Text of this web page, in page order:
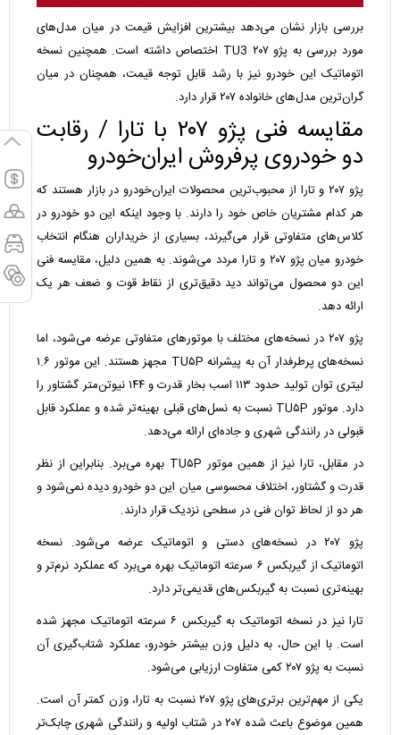
بررسی بازار نشان می‌دهد بیشترین افزایش قیمت در میان مدل‌های
مورد بررسی به پژو ۲۰۷ TU3 اختصاص داشته است. همچنین نسخه
اتوماتیک این خودرو نیز با رشد قابل توجه قیمت، همچنان در میان
گران‌ترین مدل‌های خانواده ۲۰۷ قرار دارد.
مقایسه فنی پژو ۲۰۷ با تارا / رقابت
دو خودروی پرفروش ایران‌خودرو
پژو ۲۰۷ و تارا از محبوب‌ترین محصولات ایران‌خودرو در بازار هستند که
هر کدام مشتریان خاص خود را دارند. با وجود اینکه این دو خودرو در
کلاس‌های متفاوتی قرار می‌گیرند، بسیاری از خریداران هنگام انتخاب
خودرو میان پژو ۲۰۷ و تارا مردد می‌شوند. به همین دلیل، مقایسه فنی
این دو محصول می‌تواند دید دقیق‌تری از نقاط قوت و ضعف هر یک
ارائه دهد.
پژو ۲۰۷ در نسخه‌های مختلف با موتورهای متفاوتی عرضه می‌شود، اما
نسخه‌های پرطرفدار آن به پیشرانه TU۵P مجهز هستند. این موتور ۱.۶
لیتری توان تولید حدود ۱۱۳ اسب بخار قدرت و ۱۴۴ نیوتن‌متر گشتاور را
دارد. موتور TU۵P نسبت به نسل‌های قبلی بهینه‌تر شده و عملکرد قابل
قبولی در رانندگی شهری و جاده‌ای ارائه می‌دهد.
در مقابل، تارا نیز از همین موتور TU۵P بهره می‌برد. بنابراین از نظر
قدرت و گشتاور، اختلاف محسوسی میان این دو خودرو دیده نمی‌شود و
هر دو از لحاظ توان فنی در سطحی نزدیک قرار دارند.
پژو ۲۰۷ در نسخه‌های دستی و اتوماتیک عرضه می‌شود. نسخه
اتوماتیک از گیربکس ۶ سرعته اتوماتیک بهره می‌برد که عملکرد نرم‌تر و
بهینه‌تری نسبت به گیربکس‌های قدیمی‌تر دارد.
تارا نیز در نسخه اتوماتیک به گیربکس ۶ سرعته اتوماتیک مجهز شده
است. با این حال، به دلیل وزن بیشتر خودرو، عملکرد شتاب‌گیری آن
نسبت به پژو ۲۰۷ کمی متفاوت ارزیابی می‌شود.
یکی از مهم‌ترین برتری‌های پژو ۲۰۷ نسبت به تارا، وزن کمتر آن است.
همین موضوع باعث شده ۲۰۷ در شتاب اولیه و رانندگی شهری چابک‌تر